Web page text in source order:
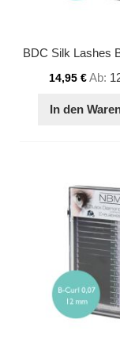
14,95 €Ab
In den